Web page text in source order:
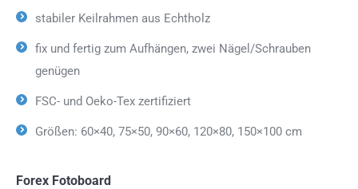
stabiler Keilrahmen aus Echtholz
fix und fertig zum Aufhängen, zwei Nägel/Schrauben
genügen
FSC- und Oeko-Tex zertifiziert
Größen: 60×40, 75×50, 90×60, 120×80, 150×100 cm
Forex Fotoboard